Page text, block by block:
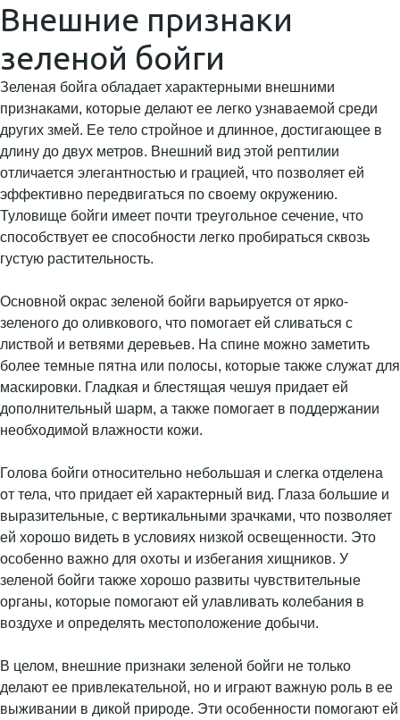
Внешние признаки
зеленой бойги
Зеленая бойга обладает характерными внешними
признаками, которые делают ее легко узнаваемой среди
других змей. Ее тело стройное и длинное, достигающее в
длину до двух метров. Внешний вид этой рептилии
отличается элегантностью и грацией, что позволяет ей
эффективно передвигаться по своему окружению.
Туловище бойги имеет почти треугольное сечение, что
способствует ее способности легко пробираться сквозь
густую растительность.
Основной окрас зеленой бойги варьируется от ярко-
зеленого до оливкового, что помогает ей сливаться с
листвой и ветвями деревьев. На спине можно заметить
более темные пятна или полосы, которые также служат для
маскировки. Гладкая и блестящая чешуя придает ей
дополнительный шарм, а также помогает в поддержании
необходимой влажности кожи.
Голова бойги относительно небольшая и слегка отделена
от тела, что придает ей характерный вид. Глаза большие и
выразительные, с вертикальными зрачками, что позволяет
ей хорошо видеть в условиях низкой освещенности. Это
особенно важно для охоты и избегания хищников. У
зеленой бойги также хорошо развиты чувствительные
органы, которые помогают ей улавливать колебания в
воздухе и определять местоположение добычи.
В целом, внешние признаки зеленой бойги не только
делают ее привлекательной, но и играют важную роль в ее
выживании в дикой природе. Эти особенности помогают ей